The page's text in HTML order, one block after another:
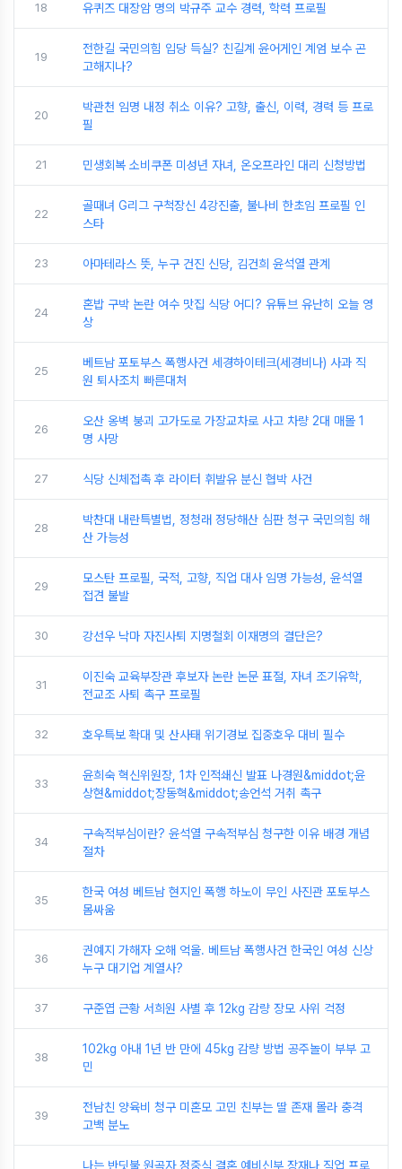
18 유퀴즈 대장암 명의 박규주 교수 경력, 학력 프로필
19
전한길 국민의힘 입당 득실? 친길계 윤어게인 계엄 보수 곤
고해지나?
20
박관천 임명 내정 취소 이유? 고향, 출신, 이력, 경력 등 프로
필
21 민생회복 소비쿠폰 미성년 자녀, 온오프라인 대리 신청방법
22
골때녀 G리그 구척장신 4강진출, 불나비 한초임 프로필 인
스타
23 아마테라스 뜻, 누구 건진 신당, 김건희 윤석열 관계
24
혼밥 구박 논란 여수 맛집 식당 어디? 유튜브 유난히 오늘 영
상
25
베트남 포토부스 폭행사건 세경하이테크(세경비나) 사과 직
원 퇴사조치 빠른대처
26
오산 옹벽 붕괴 고가도로 가장교차로 사고 차량 2대 매몰 1
명 사망
27 식당 신체접촉 후 라이터 휘발유 분신 협박 사건
28
박찬대 내란특별법, 정청래 정당해산 심판 청구 국민의힘 해
산 가능성
29
모스탄 프로필, 국적, 고향, 직업 대사 임명 가능성, 윤석열
접견 불발
30 강선우 낙마 자진사퇴 지명철회 이재명의 결단은?
31
이진숙 교육부장관 후보자 논란 논문 표절, 자녀 조기유학,
전교조 사퇴 촉구 프로필
32 호우특보 확대 및 산사태 위기경보 집중호우 대비 필수
33
윤희숙 혁신위원장, 1차 인적쇄신 발표 나경원&middot;윤
상현&middot;장동혁&middot;송언석 거취 촉구
34
구속적부심이란? 윤석열 구속적부심 청구한 이유 배경 개념
절차
35
한국 여성 베트남 현지인 폭행 하노이 무인 사진관 포토부스
몸싸움
36
권예지 가해자 오해 억울. 베트남 폭행사건 한국인 여성 신상
누구 대기업 계열사?
37 구준엽 근황 서희원 사별 후 12kg 감량 장모 사위 걱정
38
102kg 아내 1년 반 만에 45kg 감량 방법 공주놀이 부부 고
민
39
전남친 양육비 청구 미혼모 고민 친부는 딸 존재 몰라 충격
고백 분노
나는 반딧불 원곡자 정중식 결혼 예비신부 장재나 직업 프로